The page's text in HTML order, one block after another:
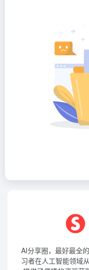
AI分享圈，最好最全
习者在人工智能领域